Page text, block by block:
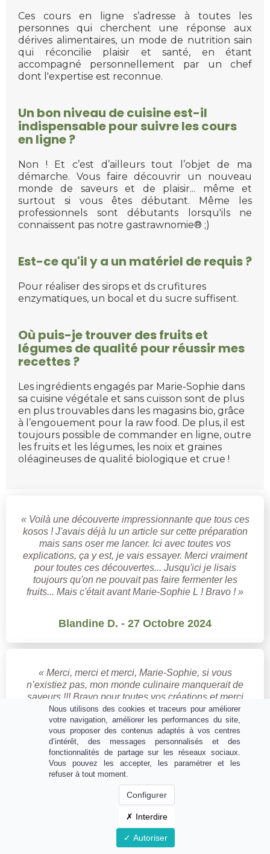
Ces cours en ligne s’adresse à toutes les
personnes qui cherchent une réponse aux
dérives alimentaires, un mode de nutrition sain
qui réconcilie plaisir et santé, en étant
accompagné personnellement par un chef
dont l'expertise est reconnue.
Un bon niveau de cuisine est-il
indispensable pour suivre les cours
en ligne ?
Non ! Et c’est d’ailleurs tout l’objet de ma
démarche. Vous faire découvrir un nouveau
monde de saveurs et de plaisir... même et
surtout si vous êtes débutant. Même les
professionnels sont débutants lorsqu'ils ne
connaissent pas notre gastrawnomie® ;)
Est-ce qu'il y a un matériel de requis ?
Pour réaliser des sirops et ds crufitures
enzymatiques, un bocal et du sucre suffisent.
Où puis-je trouver des fruits et
légumes de qualité pour réussir mes
recettes ?
Les ingrédients engagés par Marie-Sophie dans
sa cuisine végétale et sans cuisson sont de plus
en plus trouvables dans les magasins bio, grâce
à l’engouement pour la raw food. De plus, il est
toujours possible de commander en ligne, outre
les fruits et les légumes, les noix et graines
oléagineuses de qualité biologique et crue !
« Voilà une découverte impressionnante que tous ces
kosos ! J'avais déjà lu un article sur cette préparation
mais sans oser me lancer. Ici avec toutes vos
explications, ça y est, je vais essayer. Merci vraiment
pour toutes ces découvertes... Jusqu'ici je lisais
toujours qu'on ne pouvait pas faire fermenter les
fruits... Mais c'était avant Marie-Sophie L ! Bravo ! »
Blandine D. - 27 Octobre 2024
« Merci, merci et merci, Marie-Sophie, si vous
n’existiez pas, mon monde culinaire manquerait de
saveurs !!! Bravo pour toutes vos créations et merci
pour votre travail, passionnant certes mais quand
même merci de nous donner de votre temps pour
toutes ces merveilles ✨✨✨ Joyeusement »
Anne-Sophie C. - 28 Octobre 2024
Nous utilisons des cookies et traceurs pour améliorer
votre navigation, améliorer les performances du site,
vous proposer des contenus adaptés à vos centres
d’intérêt, des messages personnalisés et des
fonctionnalités de partage sur les réseaux sociaux.
Vous pouvez les accepter, les paramétrer et les
refuser à tout moment.
Configurer
Interdire
Autoriser